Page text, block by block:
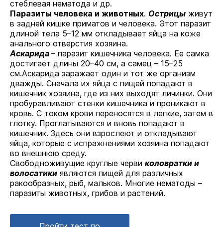
стеблевая нематода и др.
Паразиты человека и животных. Острицы живут
в задней кишке приматов и человека. Этот паразит
длиной тела 5–12 мм откладывает яйца на коже
анального отверстия хозяина.
Аскарида – паразит кишечника человека. Ее самка
достигает длины 20–40 см, а самец – 15–25
см.Аскарида заражает один и тот же организм
дважды. Сначала их яйца с пищей попадают в
кишечник хозяина, где из них выходят личинки. Они
пробуравливают стенки кишечника и проникают в
кровь. С током крови переносятся в легкие, затем в
глотку. Проглатываются и вновь попадают в
кишечник. Здесь они взрослеют и откладывают
яйца, которые с испражнениями хозяина попадают
во внешнюю среду.
Свободноживущие круглые черви коловратки и
волосатики являются пищей для различных
ракообразных, рыб, мальков. Многие нематоды –
паразиты животных, грибов и растений.